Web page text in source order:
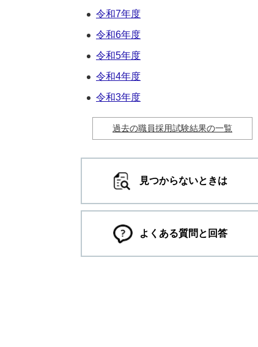
令和7年度
令和6年度
令和5年度
令和4年度
令和3年度
過去の職員採用試験結果の一覧
見つからないときは
よくある質問と回答